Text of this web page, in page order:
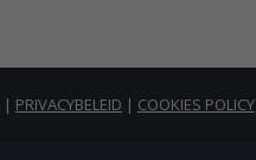
| PRIVACYBELEID | COOKIES POLICY